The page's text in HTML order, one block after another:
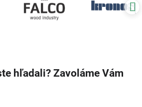
hľadali? Zavoláme Vám